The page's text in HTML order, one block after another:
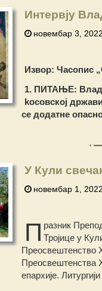
Интервју
новембар 3, 2022
Извор: Часопис
1. ПИТАЊЕ:
kосовској
се додатне
У Кули
новембар 1, 2022
П разник
Тројице у
Преосвештенство
Преосвештенства
епархије.